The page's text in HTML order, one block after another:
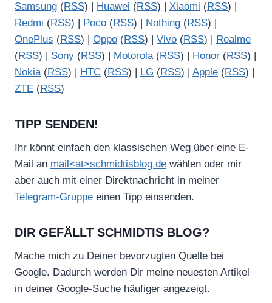
Samsung (RSS) | Huawei (RSS) | Xiaomi (RSS) |
Redmi (RSS) | Poco (RSS) | Nothing (RSS) |
OnePlus (RSS) | Oppo (RSS) | Vivo (RSS) |
Realme
(RSS) | Sony (RSS) | Motorola(RSS) | Honor (RSS) |
Nokia(RSS) | HTC (RSS) | LG (RSS) | Apple (RSS) |
ZTE (RSS)
TIPP SENDEN!
Ihr könnt einfach den klassischen Weg über eine E-
Mail an mail<at>schmidtisblog.de wählen oder mir
aber auch mit einer Direktnachricht in meiner
Telegram-Gruppe einen Tipp einsenden.
DIR GEFÄLLT SCHMIDTIS BLOG?
Mache mich zu Deiner bevorzugten Quelle bei
Google. Dadurch werden Dir meine neuesten Artikel
in deiner Google-Suche häufiger angezeigt.